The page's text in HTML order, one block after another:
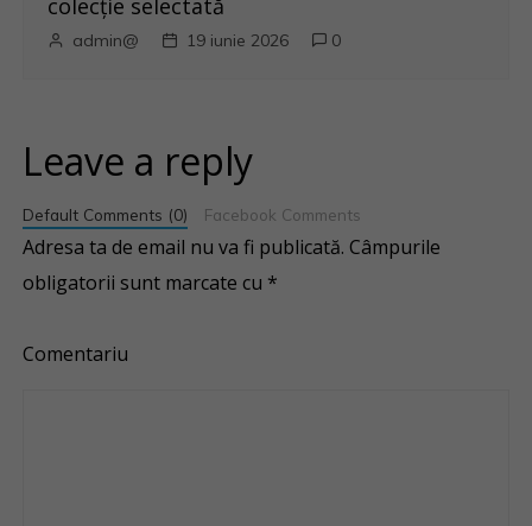
colecție selectată
admin@ 19 iunie 2026 0
Leave a reply
Default Comments (0) Facebook Comments
Adresa ta de email nu va fi publicată. Câmpurile
obligatorii sunt marcate cu *
Comentariu